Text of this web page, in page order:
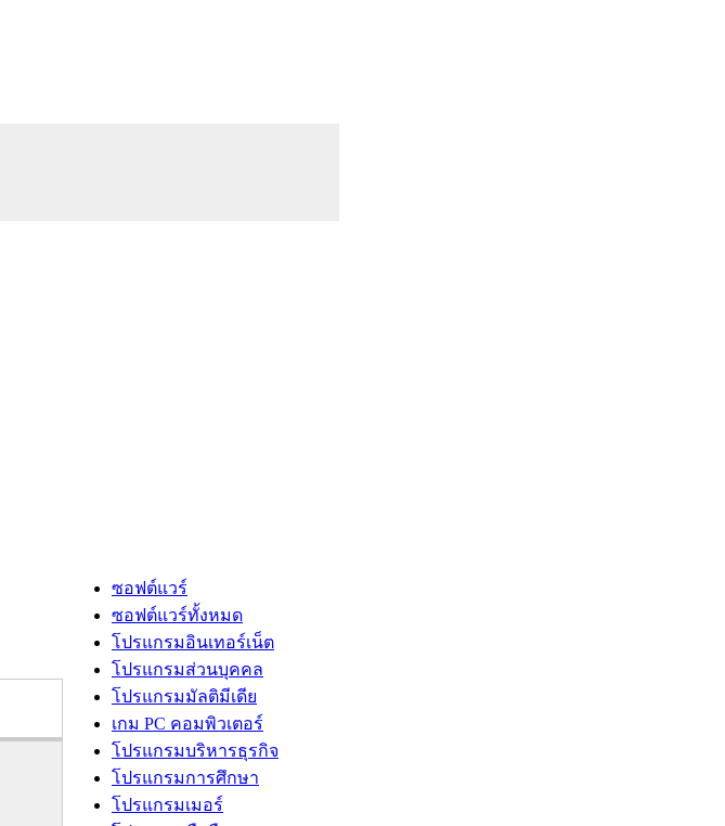
ซอฟต์แวร์
ซอฟต์แวร์ทั้งหมด
โปรแกรมอินเทอร์เน็ต
โปรแกรมส่วนบุคคล
โปรแกรมมัลติมีเดีย
เกม PC คอมพิวเตอร์
โปรแกรมบริหารธุรกิจ
โปรแกรมการศึกษา
โปรแกรมเมอร์